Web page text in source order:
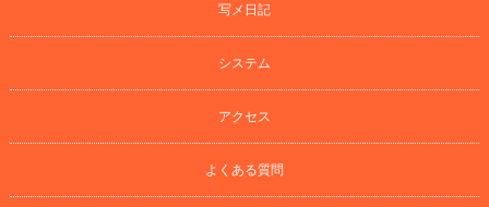
写メ日記
システム
アクセス
よくある質問